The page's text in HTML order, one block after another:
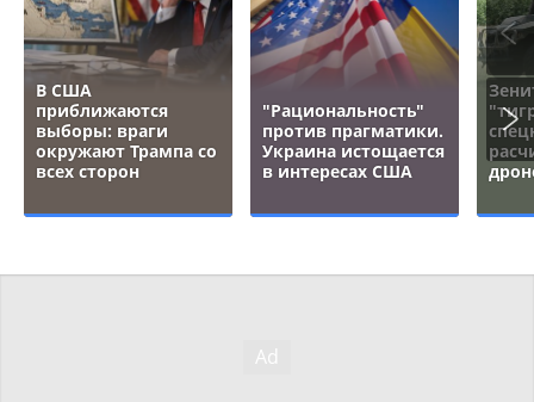
В США
приближаются
выборы: враги
окружают Трампа со
всех сторон
"Рациональность"
против прагматики.
Украина истощается
в интересах США